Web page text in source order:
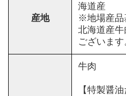
産地
海道産
※地場産品
北海道産
ございます
牛肉
【特製醤